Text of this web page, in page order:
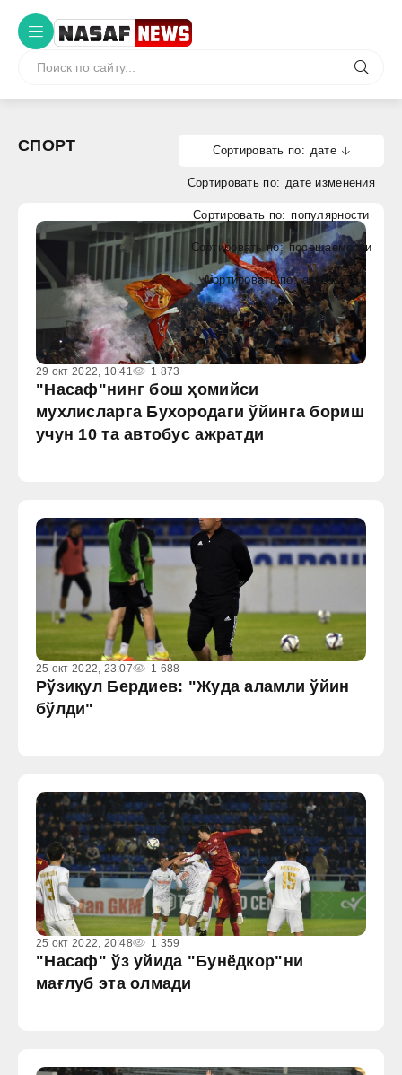
СПОРТ дате
дате изменения
популярности
посещаемости
алфавиту
29 окт 2022, 10:41 1 873
"Насаф"нинг бош ҳомийси
мухлисларга Бухородаги ўйинга бориш
учун 10 та автобус ажратди
25 окт 2022, 23:07 1 688
Рўзиқул Бердиев: "Жуда аламли ўйин
бўлди"
25 окт 2022, 20:48 1 359
"Насаф" ўз уйида "Бунёдкор"ни
мағлуб эта олмади